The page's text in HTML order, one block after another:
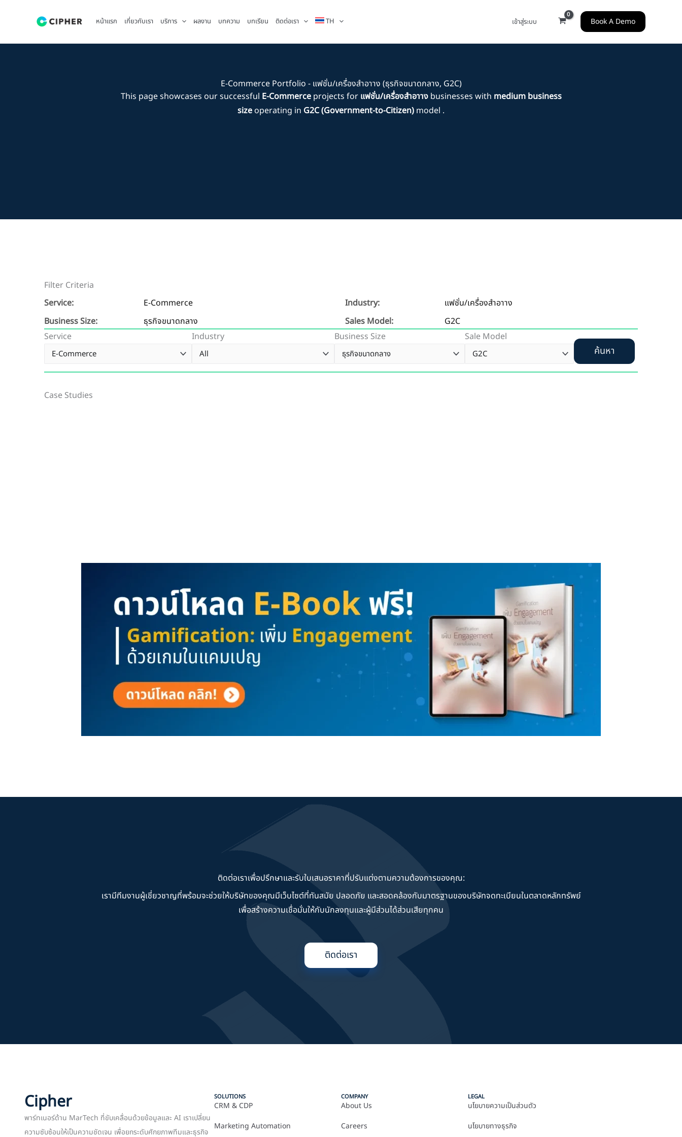
หน้าแรก เกี่ยวกับเรา บริการ ผลงาน บทความ บทเรียน ติดต่อเรา TH เข้าสู่ระบบ Book A Demo
E-Commerce Portfolio - แฟชั่น/เครื่องสำอาาง (ธุรกิจขนาดกลาง, G2C)
This page showcases our successful E-Commerceprojects for แฟชั่น/เครื่องสำอาางbusinesses with medium business
sizeoperating in G2C (Government-to-Citizen) model .
Filter Criteria
Service:
E-Commerce Industry:
แฟชั่น/เครื่องสำอาาง
Business Size:
ธุรกิจขนาดกลาง Sales Model:
G2C
Service
Industry Business Size Sale Model
ค้นหา
Case Studies
ติดต่อเราเพื่อปรึกษาและรับใบเสนอราคาที่ปรับแต่งตามความต้องการของคุณ:
เรามีทีมงานผู้เชี่ยวชาญที่พร้อมจะช่วยให้บริษัทของคุณมีเว็บไซต์ที่ทันสมัย ปลอดภัย และสอดคล้องกับมาตรฐานของบริษัทจดทะเบียนในตลาดหลักทรัพย์
เพื่อสร้างความเชื่อมั่นให้กับนักลงทุนและผู้มีส่วนได้ส่วนเสียทุกคน
ติดต่อเรา
Cipher
พาร์ทเนอร์ด้าน MarTech ที่ขับเคลื่อนด้วยข้อมูลและ AI เราเปลี่ยน
ความซับซ้อนให้เป็นความชัดเจน เพื่อยกระดับศักยภาพทีมและธุรกิจ
SOLUTIONS
CRM & CDP
Marketing Automation
COMPANY
About Us
Careers
LEGAL
นโยบายความเป็นส่วนตัว
นโยบายทางธุรกิจ